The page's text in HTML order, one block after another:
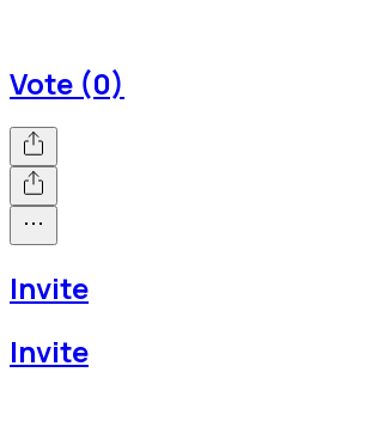
Vote (0)
Invite
Invite